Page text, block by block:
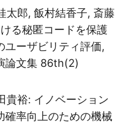
太郎, 飯村結香子, 斎藤
る秘匿コードを保護
ユーザビリティ評価,
論文集 86th(2)
貴裕: イノベーション
確率向上のための機械